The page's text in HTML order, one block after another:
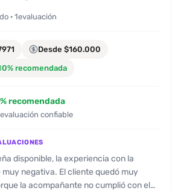
· 1evaluación
Desde $160.000
0% recomendada
recomendada
confiable
disponible, la experiencia con la
negativa. El cliente quedó muy
la acompañante no cumplió con el